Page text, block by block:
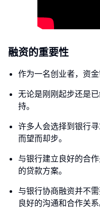
融资的重要性
作为一名创业者，资
无论是刚刚起步还是
持。
许多人会选择到银行
而望而却步。
与银行建立良好的合
的贷款方案。
与银行协商融资并不
良好的沟通和合作关系